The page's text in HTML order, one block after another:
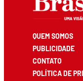
QUEM SOMOS
PUBLICIDADE
CONTATO
POLÍTICA DE